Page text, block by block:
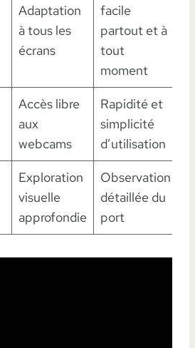
Adaptation
à tous les
écrans
facile
partout et à
tout
moment
Accès libre
aux
webcams
Rapidité et
simplicité
d’utilisation
Exploration
visuelle
approfondie
Observation
détaillée du
port